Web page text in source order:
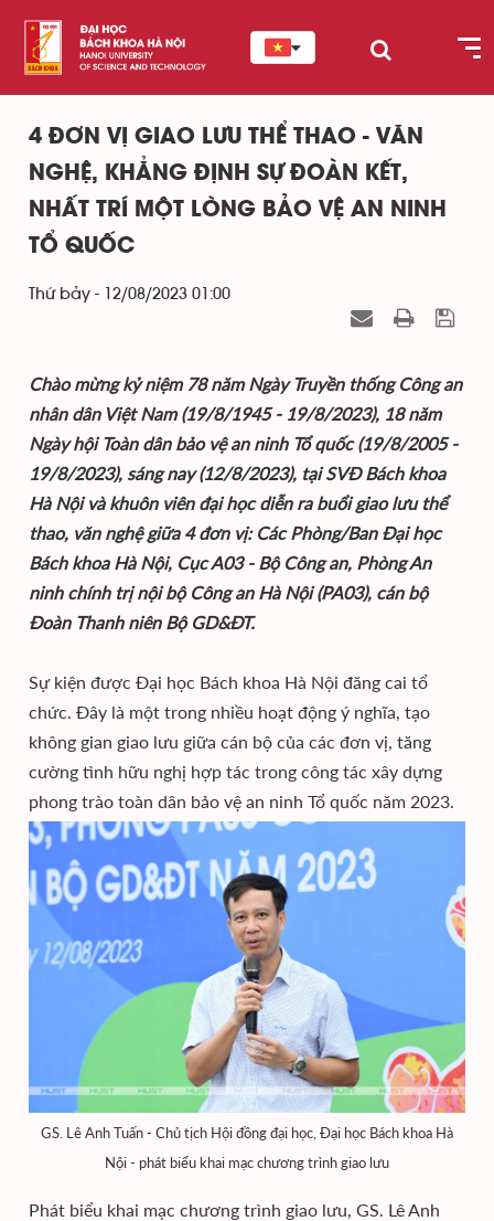
4 ĐƠN VỊ GIAO LƯU THỂ THAO - VĂN
NGHỆ, KHẲNG ĐỊNH SỰ ĐOÀN KẾT,
NHẤT TRÍ MỘT LÒNG BẢO VỆ AN NINH
TỔ QUỐC
Thứ bảy - 12/08/2023 01:00
Chào mừng kỷ niệm 78 năm Ngày Truyền thống Công an
nhân dân Việt Nam (19/8/1945 - 19/8/2023), 18 năm
Ngày hội Toàn dân bảo vệ an ninh Tổ quốc (19/8/2005 -
19/8/2023), sáng nay (12/8/2023), tại SVĐ Bách khoa
Hà Nội và khuôn viên đại học diễn ra buổi giao lưu thể
thao, văn nghệ giữa 4 đơn vị: Các Phòng/Ban Đại học
Bách khoa Hà Nội, Cục A03 - Bộ Công an, Phòng An
ninh chính trị nội bộ Công an Hà Nội (PA03), cán bộ
Đoàn Thanh niên Bộ GD&ĐT.
Sự kiện được Đại học Bách khoa Hà Nội đăng cai tổ
chức. Đây là một trong nhiều hoạt động ý nghĩa, tạo
không gian giao lưu giữa cán bộ của các đơn vị, tăng
cường tình hữu nghị hợp tác trong công tác xây dựng
phong trào toàn dân bảo vệ an ninh Tổ quốc năm 2023.
GS. Lê Anh Tuấn - Chủ tịch Hội đồng đại học, Đại học Bách khoa Hà
Nội - phát biểu khai mạc chương trình giao lưu
Phát biểu khai mạc chương trình giao lưu, GS. Lê Anh